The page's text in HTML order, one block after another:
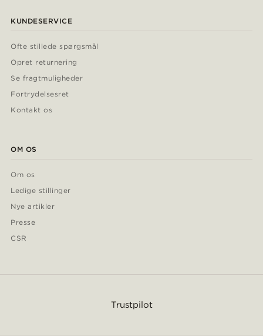
KUNDESERVICE
Ofte stillede spørgsmål
Opret returnering
Se fragtmuligheder
Fortrydelsesret
Kontakt os
OM OS
Om os
Ledige stillinger
Nye artikler
Presse
CSR
Trustpilot